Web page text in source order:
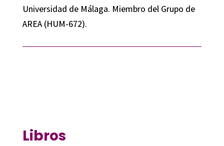
Universidad de Málaga. Miembro del Grupo de
AREA (HUM-672).
Libros